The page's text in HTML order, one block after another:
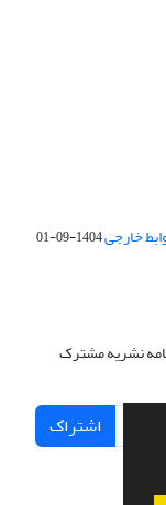
1404-09-01
نشریه مشترک
اشتراک